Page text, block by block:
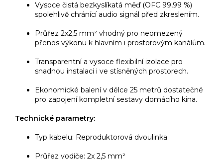
Vysoce čistá bezkyslíkatá měď (OFC 99,99 %)
spolehlivě chránící audio signál před zkreslením.
Průřez 2x2,5 mm² vhodný pro neomezený
přenos výkonu k hlavním i prostorovým kanálům.
Transparentní a vysoce flexibilní izolace pro
snadnou instalaci i ve stísněných prostorech.
Ekonomické balení v délce 25 metrů dostatečné
pro zapojení kompletní sestavy domácího kina.
Technické parametry:
Typ kabelu: Reproduktorová dvoulinka
Průřez vodiče: 2x 2,5 mm²